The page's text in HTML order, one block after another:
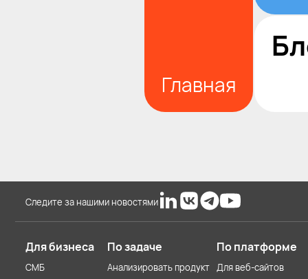
Главная
Следите за нашими новостями
Для бизнеса
СМБ
По задаче
Анализировать продукт
По платформе
Для веб-сайтов